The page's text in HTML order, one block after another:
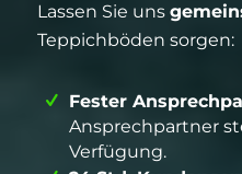
Lassen Sie uns
Teppichböden sorgen:
Fester
Ansprechpartner
Verfügung.